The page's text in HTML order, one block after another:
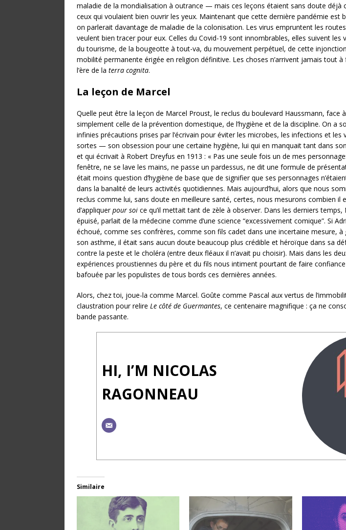
maladie de la mondialisation à outrance — mais ces leçons étaient sans doute déjà
ceux qui voulaient bien ouvrir les yeux. Maintenant que cette dernière pandémie est
on parlerait davantage de maladie de la colonisation. Les virus empruntent les
veulent bien tracer pour eux. Celles du Covid-19 sont innombrables, elles suivent les
du tourisme, de la bougeotte à tout-va, du mouvement perpétuel, de cette
mobilité permanente érigée en religion définitive. Les choses n’arrivent jamais tout à
l’ère de la terra cognita.
La leçon de Marcel
Quelle peut être la leçon de Marcel Proust, le reclus du boulevard Haussmann, face
simplement celle de la prévention domestique, de l’hygiène et de la discipline. On a
infinies précautions prises par l’écrivain pour éviter les microbes, les infections et les
sortes — son obsession pour une certaine hygiène, lui qui en manquait tant dans
et qui écrivait à Robert Dreyfus en 1913 : « Pas une seule fois un de mes
fenêtre, ne se lave les mains, ne passe un pardessus, ne dit une formule de
était moins question d’hygiène de base que de signifier que ses personnages
dans la banalité de leurs activités quotidiennes. Mais aujourd’hui, alors que nous
reclus comme lui, sans doute en meilleure santé, certes, nous mesurons combien il
d’appliquerpour soi ce qu’il mettait tant de zèle à observer. Dans les derniers temps,
épuisé, parlait de la médecine comme d’une science “excessivement comique”. Si
échoué, comme ses confrères, comme son fils cadet dans une incertaine mesure, à
son asthme, il était sans aucun doute beaucoup plus crédible et héroïque dans sa
contre la peste et le choléra (entre deux fléaux il n’avait pu choisir). Mais dans les
expériences proustiennes du père et du fils nous intiment pourtant de faire
bafouée par les populistes de tous bords ces dernières années.
Alors, chez toi, joue-la comme Marcel. Goûte comme Pascal aux vertus de
claustration pour relire Le côté de Guermantes, ce centenaire magnifique : ça ne
bande passante.
HI, I’M NICOLAS
RAGONNEAU
Similaire